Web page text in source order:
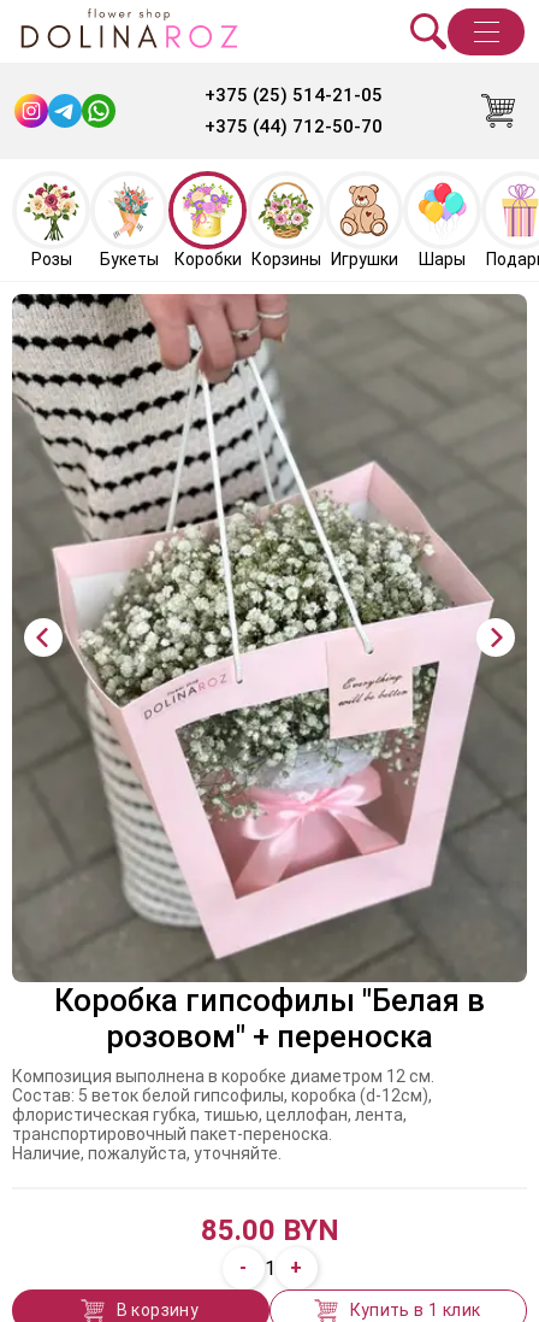
+375 (25) 514-21-05
+375 (44) 712-50-70
Розы Букеты Коробки Корзины Игрушки Шары
Коробка гипсофилы "Белая в
розовом" + переноска
Композиция выполнена в коробке диаметром 12 см.
Состав: 5 веток белой гипсофилы, коробка (d-12см),
флористическая губка, тишью, целлофан, лента,
транспортировочный пакет-переноска.
Наличие, пожалуйста, уточняйте.
85.00 BYN
- 1 +
В корзину Купить в 1 клик